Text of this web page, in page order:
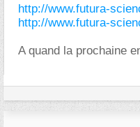
http://www.futura-
http://www.futura-
A quand la prochaine